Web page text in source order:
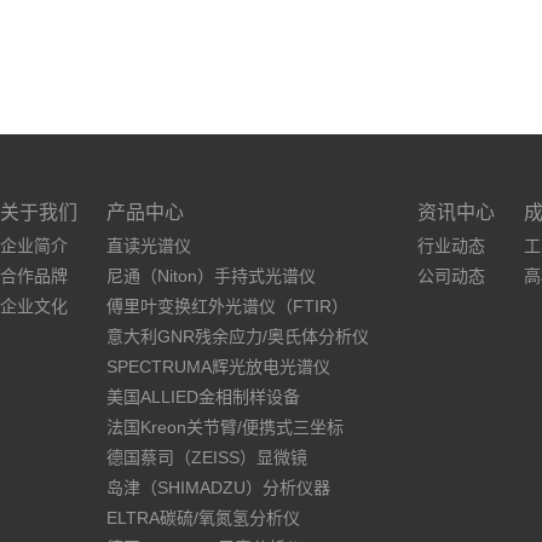
关于我们
企业简介
合作品牌
企业文化
产品中心
直读光谱仪
尼通（Niton）手持式光谱仪
傅里叶变换红外光谱仪（FTIR）
意大利GNR残余应力/奥氏体分析仪
SPECTRUMA辉光放电光谱仪
美国ALLIED金相制样设备
法国Kreon关节臂/便携式三坐标
德国蔡司（ZEISS）显微镜
岛津（SHIMADZU）分析仪器
ELTRA碳硫/氧氮氢分析仪
资讯中心
行业动态
公司动态